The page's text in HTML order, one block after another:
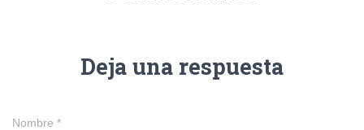
Deja una respuesta
Nombre *